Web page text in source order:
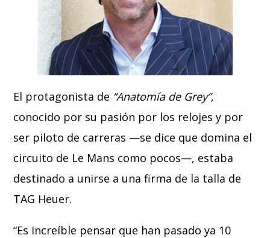
El protagonista de “Anatomía de Grey”,
conocido por su pasión por los relojes y por
ser piloto de carreras —se dice que domina el
circuito de Le Mans como pocos—, estaba
destinado a unirse a una firma de la talla de
TAG Heuer.
“Es increíble pensar que han pasado ya 10